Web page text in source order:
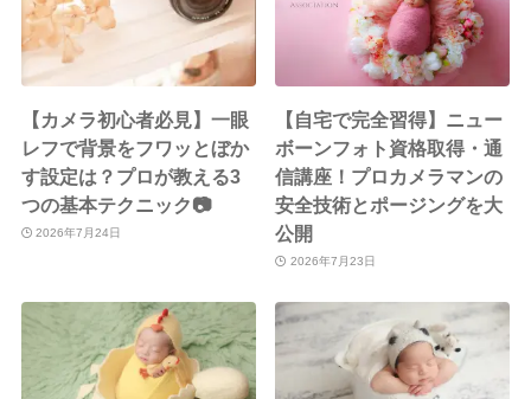
【カメラ初心者必見】一眼
レフで背景をフワッとぼか
す設定は？プロが教える3
つの基本テクニック📷
2026年7月24日
【自宅で完全習得】ニュー
ボーンフォト資格取得・通
信講座！プロカメラマンの
安全技術とポージングを大
公開
2026年7月23日